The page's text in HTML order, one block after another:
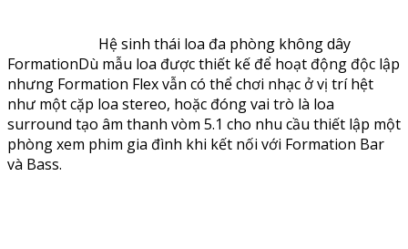
Hệ sinh thái loa đa phòng không dây
FormationDù mẫu loa được thiết kế để hoạt động độc lập
nhưng Formation Flex vẫn có thể chơi nhạc ở vị trí hệt
như một cặp loa stereo, hoặc đóng vai trò là loa
surround tạo âm thanh vòm 5.1 cho nhu cầu thiết lập một
phòng xem phim gia đình khi kết nối với Formation Bar
và Bass.